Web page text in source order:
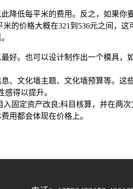
降低每平米的费用。反之，如果
的价格大概在321到536元之间，
好。也可以设计制作出一个模具
、文化墙主题、文化墙预算等。
得以提升。
固定资产改良;科目核算，并在两
用都会体现在价格上。